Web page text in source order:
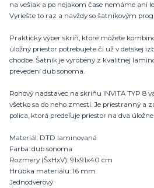
na vešiak a po nejakom čase nemáme ani
Vyriešte to raz a navždy so šatníkovým
Praktický výber skríň, ktoré môžete
úložný priestor potrebujete či už v detskej
chodbe. Šatník je vyrobený z kvalitnej
prevedení dub sonoma.
Rohový nadstavec na skriňu INVITA TYP 8
všetko sa do neho zmestí. Je priestranný a
polica, ktorá predeľuje priestor na dva
Materiál: DTD laminovaná
Farba: dub sonoma
Rozmery (ŠxHxV): 91x91x40 cm
Hrúbka materiálu: 16 mm
Jednodverový